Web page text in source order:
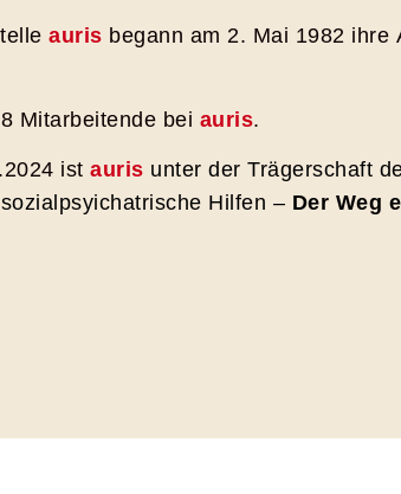
auris begann am 2. Mai 1982 ihre
Mitarbeitende bei auris.
ist auris unter der Trägerschaft
Hilfen – Der Weg